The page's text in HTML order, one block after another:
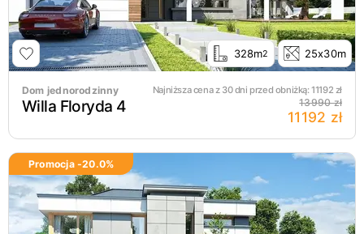
328m2 25x30m
Dom jednorodzinny Najniższa cena z 30 dni przed obniżką:11192 zł
Willa Floryda 4 13990 zł
11192 zł
Promocja -20.0%